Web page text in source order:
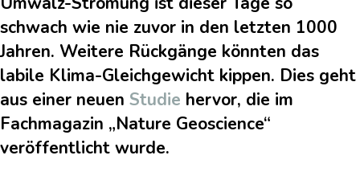
schwach wie nie zuvor in den letzten 1000
Jahren. Weitere Rückgänge könnten das
labile Klima-Gleichgewicht kippen. Dies geht
aus einer neuen Studie hervor, die im
Fachmagazin „Nature Geoscience“
veröffentlicht wurde.